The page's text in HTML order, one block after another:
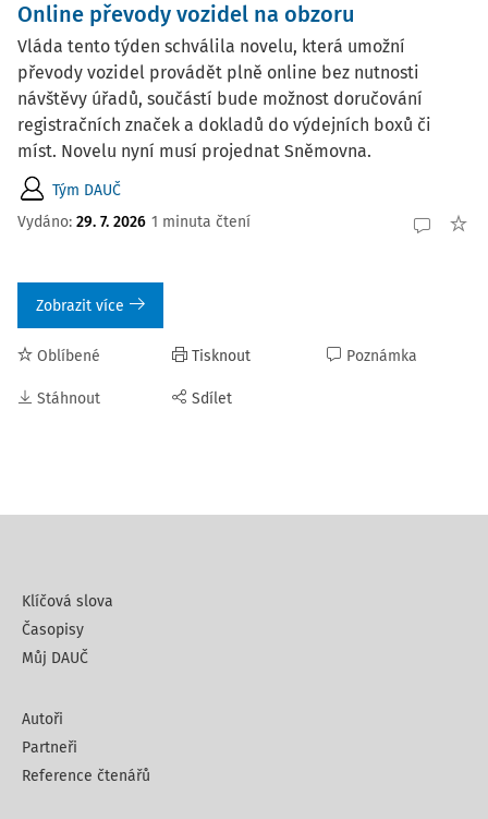
Online převody vozidel na obzoru
Vláda tento týden schválila novelu, která umožní
převody vozidel provádět plně online bez nutnosti
návštěvy úřadů, součástí bude možnost doručování
registračních značek a dokladů do výdejních boxů či
míst. Novelu nyní musí projednat Sněmovna.
Tým DAUČ
Vydáno: 29. 7. 2026 1 minuta čtení
Zobrazit více
Oblíbené
Stáhnout
Tisknout
Sdílet
Poznámka
Klíčová slova
Časopisy
Můj DAUČ
Autoři
Partneři
Reference čtenářů